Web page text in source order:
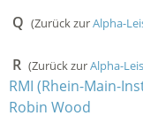
Q (Zurück zurAlpha-
R (Zurück zurAlpha-
RMI (Rhein-Main-
Robin Wood